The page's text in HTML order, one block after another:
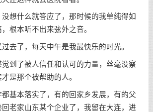
什么就答应了，那时候的我单纯得如
根本听不出来弦外之音。
了，每天中午是我最快乐的时光。
了被人信任和认可的力量，丝毫没察
是那个被帮助的人。
本落实了，有的回家乡发展，有的父
老家山东某个企业了，我留在大连，进